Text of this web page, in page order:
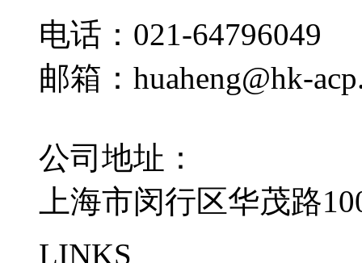
电话：021-64796049
邮箱：huaheng@hk-
公司地址：
上海市闵行区华茂路
LINKS